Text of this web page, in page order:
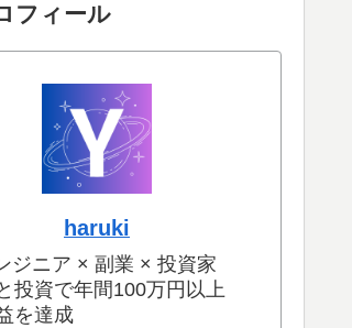
フィール
haruki
ジニア × 副業 × 投資家
投資で年間100万円以上
を達成